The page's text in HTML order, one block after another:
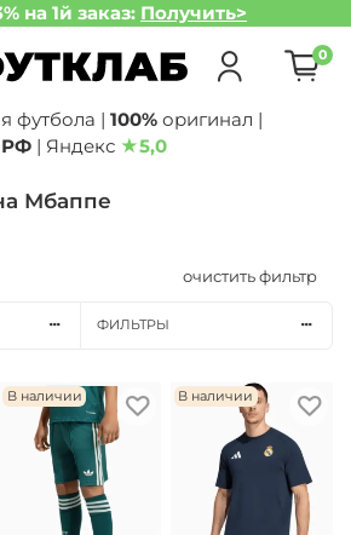
на 1й заказ: Получить>
0
футбола | 100% оригинал |
РФ | Яндекс ★5,0
Мбаппе
очистить фильтр
ФИЛЬТРЫ
В наличии В наличии